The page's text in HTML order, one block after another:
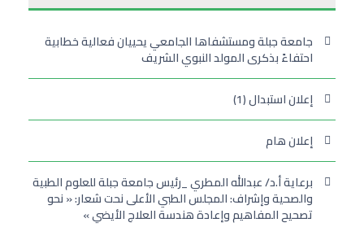
جامعة جبلة ومستشفاها الجامعي يحييان فعالية خطابية
احتفاءً بذكرى المولد النبوي الشريف
إعلان استبدال (1)
إعلان هام
برعاية أ.د/ عبدالله المطري _رئيس جامعة جبلة للعلوم الطبية
والصحية وإشراف: المجلس الطبي الأعلى نحت شعار: « نحو
تصحيح المفاهيم وإعادة هندسة العلاج الأيضي »